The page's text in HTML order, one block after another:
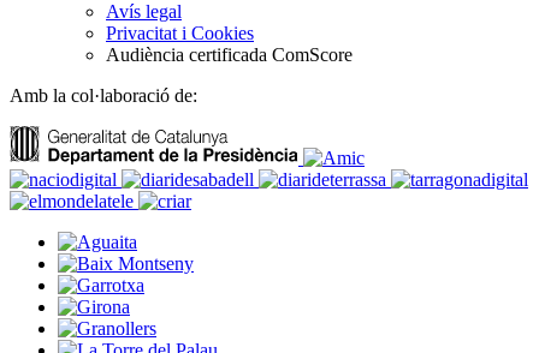
Avís legal
Privacitat i Cookies
Audiència certificada ComScore
Amb la col·laboració de: